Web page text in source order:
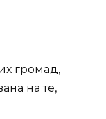
громад,
на те,